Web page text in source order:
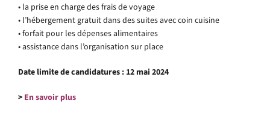
• la prise en charge des frais de voyage
• l’hébergement gratuit dans des suites avec coin cuisine
• forfait pour les dépenses alimentaires
• assistance dans l’organisation sur place
Date limite de candidatures : 12 mai 2024
> En savoir plus